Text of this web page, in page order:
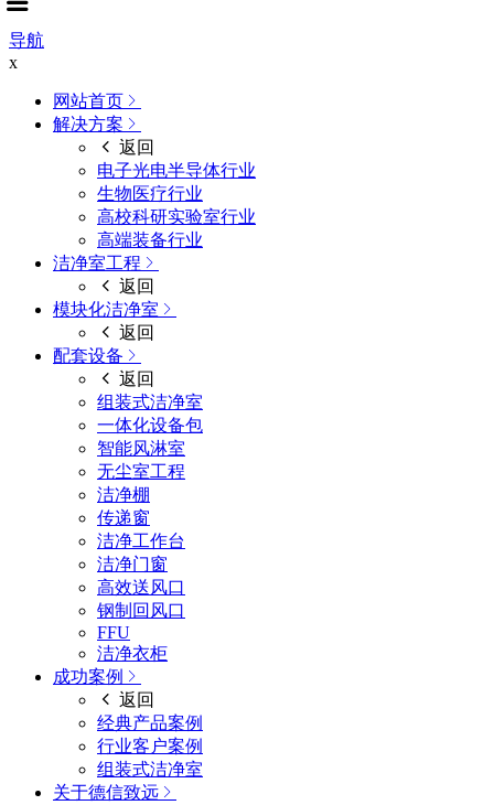
导航
x
网站首页
解决方案
返回
电子光电半导体行业
生物医疗行业
高校科研实验室行业
高端装备行业
洁净室工程
返回
模块化洁净室
返回
配套设备
返回
组装式洁净室
一体化设备包
智能风淋室
无尘室工程
洁净棚
传递窗
洁净工作台
洁净门窗
高效送风口
钢制回风口
FFU
洁净衣柜
成功案例
返回
经典产品案例
行业客户案例
组装式洁净室
关于德信致远